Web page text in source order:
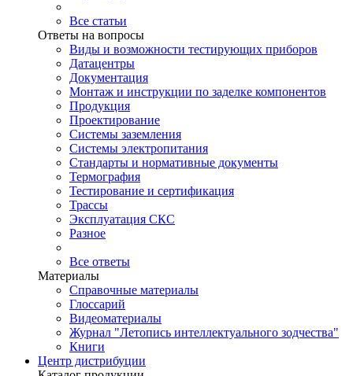
Все статьи
Ответы на вопросы
Виды и возможности тестирующих приборов
Датацентры
Документация
Монтаж и инструкции по заделке компонентов
Продукция
Проектирование
Системы заземления
Системы электропитания
Стандарты и нормативные документы
Термография
Тестирование и сертификация
Трассы
Эксплуатация СКС
Разное
Все ответы
Материалы
Справочные материалы
Глоссарий
Видеоматериалы
Журнал "Летопись интеллектуального зодчества"
Книги
Центр дистрибуции